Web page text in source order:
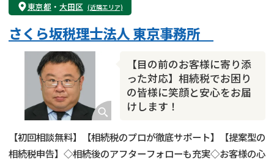
東京都 ・ 大田区 (近隣エリア)
【目の前のお客様に寄り添
った対応】相続税でお困り
の皆様に笑顔と安心をお届
けします！
さくら坂税理士法人 東京事務所
【初回相談無料】【相続税のプロが徹底サポート】【提案型の
相続税申告】◇相続後のアフターフォローも充実◇お客様の心